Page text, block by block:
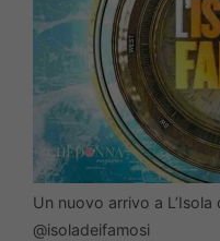
Un nuovo arrivo a
@isoladeifamosi